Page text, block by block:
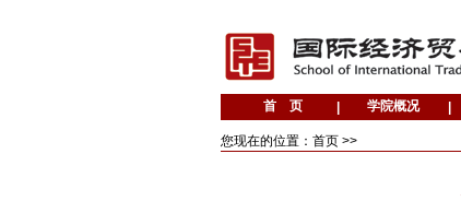
您现在的位置：首页 >>